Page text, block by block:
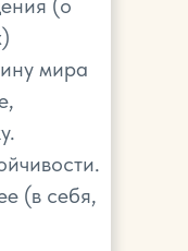
(о
мира
(в себя,